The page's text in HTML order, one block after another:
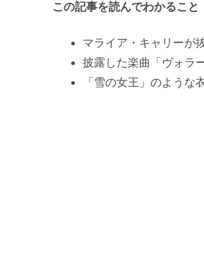
この記事を読んでわかること
マライア・キャリーが
披露した楽曲「ヴォラ
「雪の女王」のような